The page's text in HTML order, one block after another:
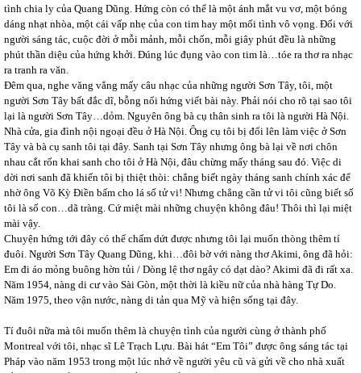
tình chia ly của Quang Dũng. Hứng còn có thể là một ánh mắt vu vơ, một bóng
dáng nhạt nhòa, một cái vấp nhẹ của con tim hay một mối tình vô vọng. Đối với
người sáng tác, cuộc đời ở mỗi mảnh, mỗi chốn, mỗi giây phút đều là những
phút thần diệu của hứng khởi. Đúng lúc đụng vào con tim là…tóe ra thơ ra nhạc
ra tranh ra văn.
Đêm qua, nghe văng vẳng mấy câu nhạc của những người Sơn Tây, tôi, một
người Sơn Tây bất đắc dĩ, bỗng nổi hứng viết bài này. Phải nói cho rõ tại sao tôi
lại là người Sơn Tây…dỏm. Nguyên ông bà cụ thân sinh ra tôi là người Hà Nội.
Nhà cửa, gia đình nội ngoại đều ở Hà Nội. Ông cụ tôi bị đổi lên làm việc ở Sơn
Tây và bà cụ sanh tôi tại đây. Sanh tại Sơn Tây nhưng ông bà lại về nơi chôn
nhau cắt rốn khai sanh cho tôi ở Hà Nội, đâu chừng mấy tháng sau đó. Việc di
dời nơi sanh đã khiến tôi bị thiệt thòi: chẳng biết ngày tháng sanh chính xác để
nhờ ông Võ Kỳ Điền bấm cho lá số tử vi! Nhưng chẳng cần tử vi tôi cũng biết số
tôi là số con…dã tràng. Cứ miệt mài những chuyện không đâu! Thôi thì lại miệt
mài vậy.
Chuyện hứng tới đây có thể chấm dứt được nhưng tôi lại muốn thòng thêm tí
đuôi. Người Sơn Tây Quang Dũng, khi…đôi bờ với nàng thơ Akimi, ông đã hỏi:
Em đi áo mỏng buông hờn tủi / Dòng lệ thơ ngây có dạt dào? Akimi đã đi rất xa.
Năm 1954, nàng di cư vào Sài Gòn, một thời là kiều nữ của nhà hàng Tự Do.
Năm 1975, theo vận nước, nàng di tản qua Mỹ và hiện sống tại đây.
Tí đuôi nữa mà tôi muốn thêm là chuyện tình của người cùng ở thành phố
Montreal với tôi, nhạc sĩ Lê Trạch Lựu. Bài hát “Em Tôi” được ông sáng tác tại
Pháp vào năm 1953 trong một lúc nhớ về người yêu cũ và gửi về cho nhà xuất